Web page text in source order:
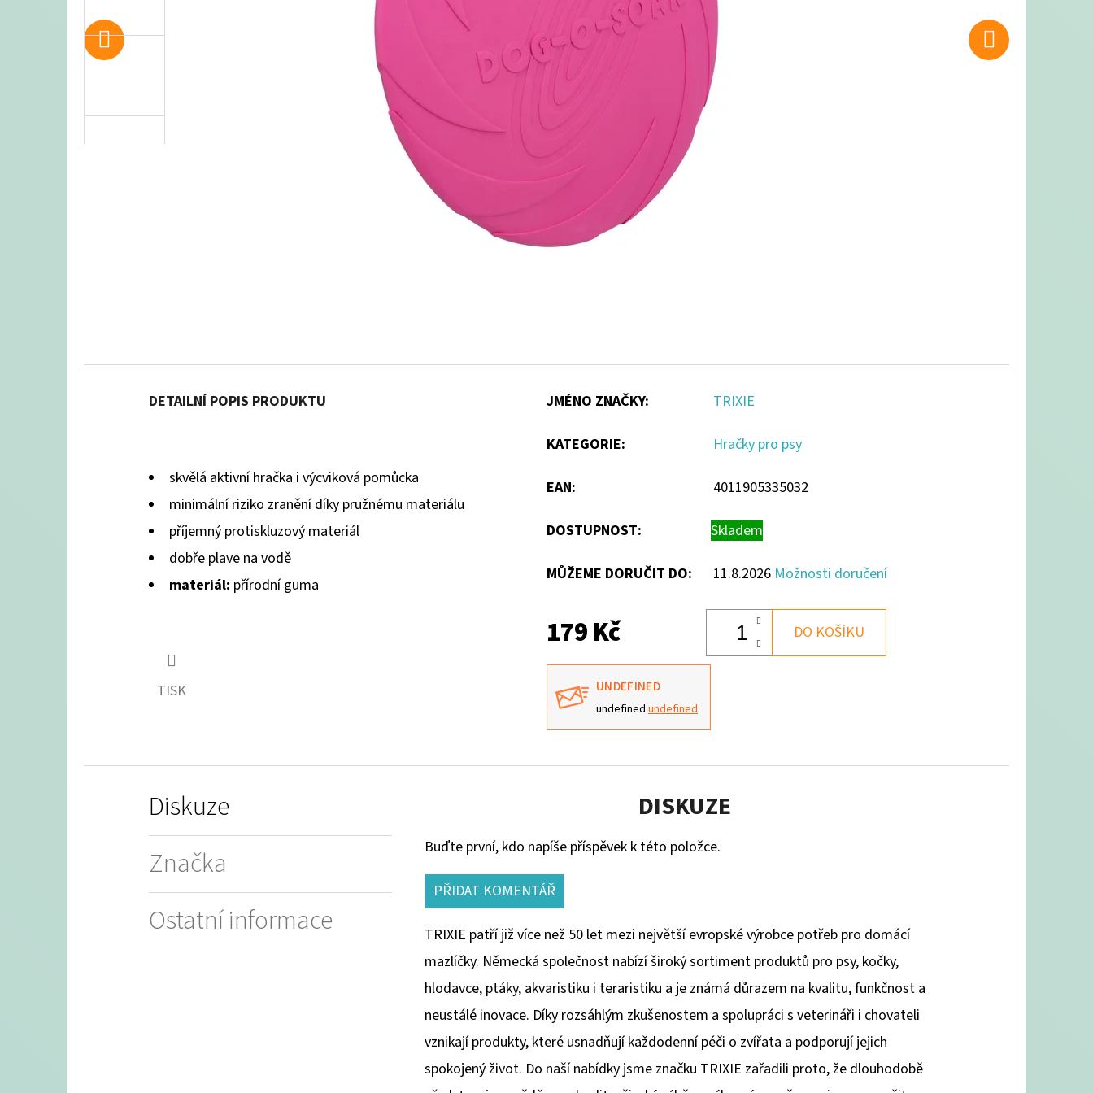
DETAILNÍ POPIS PRODUKTU
skvělá aktivní hračka i výcviková pomůcka
minimální riziko zranění díky pružnému materiálu
příjemný protiskluzový materiál
dobře plave na vodě
materiál: přírodní guma
TISK
JMÉNO ZNAČKY: TRIXIE
KATEGORIE: Hračky pro psy
EAN: 4011905335032
DOSTUPNOST: Skladem
MŮŽEME DORUČIT DO: 11.8.2026 Možnosti doručení
179 Kč DO KOŠÍKU
UNDEFINED
undefined undefined
Diskuze
Značka
Ostatní informace
DISKUZE
Buďte první, kdo napíše příspěvek k této položce.
PŘIDAT KOMENTÁŘ
TRIXIE patří již více než 50 let mezi největší evropské výrobce potřeb pro domácí
mazlíčky. Německá společnost nabízí široký sortiment produktů pro psy, kočky,
hlodavce, ptáky, akvaristiku i teraristiku a je známá důrazem na kvalitu, funkčnost a
neustálé inovace. Díky rozsáhlým zkušenostem a spolupráci s veterináři i chovateli
vznikají produkty, které usnadňují každodenní péči o zvířata a podporují jejich
spokojený život. Do naší nabídky jsme značku TRIXIE zařadili proto, že dlouhodobě